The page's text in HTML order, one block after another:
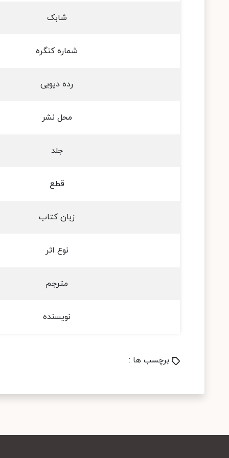
شابک
شماره کنگره
رده دیویی
محل نشر
جلد
قطع
زبان کتاب
نوع اثر
مترجم
نویسنده
برچسب ها :